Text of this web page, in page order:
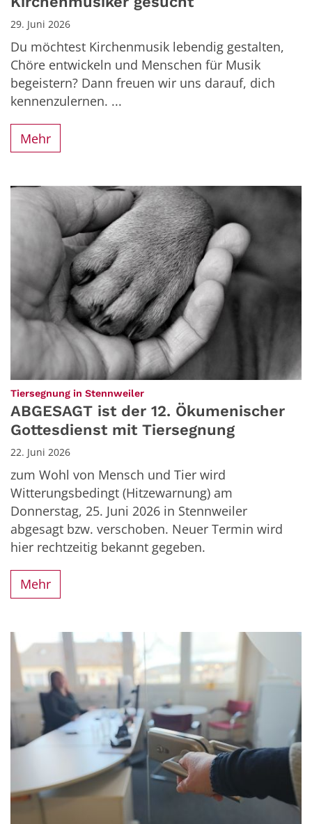
29. Juni 2026
Du möchtest Kirchenmusik lebendig gestalten,
Chöre entwickeln und Menschen für Musik
begeistern? Dann freuen wir uns darauf, dich
kennenzulernen. ...
Mehr
Tiersegnung in Stennweiler:
ABGESAGT ist der 12. Ökumenischer
Gottesdienst mit Tiersegnung
22. Juni 2026
zum Wohl von Mensch und Tier wird
Witterungsbedingt (Hitzewarnung) am
Donnerstag, 25. Juni 2026 in Stennweiler
abgesagt bzw. verschoben. Neuer Termin wird
hier rechtzeitig bekannt gegeben.
Mehr